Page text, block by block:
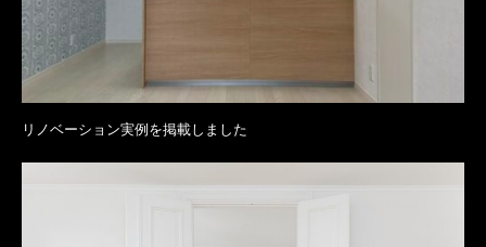
リノベーション実例を掲載しました